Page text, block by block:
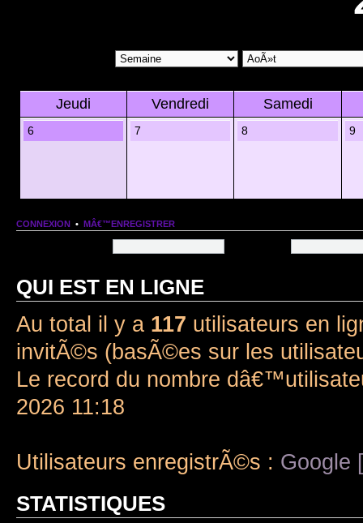
Jeudi Vendredi Samedi
6 7 8 9
CONNEXION • MÂ€™ENREGISTRER
QUI EST EN LIGNE
Au total il y a 117 utilisateurs en
invitÃ©s (basÃ©es sur les
Le record du nombre
2026 11:18
Utilisateurs enregistrÃ©s : Google
STATISTIQUES